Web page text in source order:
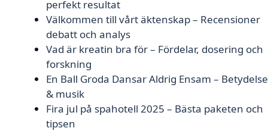
perfekt resultat
Välkommen till vårt äktenskap – Recensioner
debatt och analys
Vad är kreatin bra för – Fördelar, dosering och
forskning
En Ball Groda Dansar Aldrig Ensam – Betydelse
& musik
Fira jul på spahotell 2025 – Bästa paketen och
tipsen